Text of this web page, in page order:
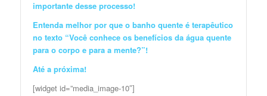
importante desse processo!
Entenda melhor por que o banho quente é terapêutico
no texto “Você conhece os benefícios da água quente
para o corpo e para a mente?”!
Até a próxima!
[widget id=”media_image-10″]